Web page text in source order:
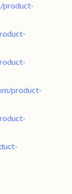
product-
product-